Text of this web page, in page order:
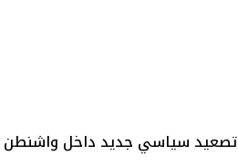
تصعيد سياسي جديد داخل واشنطن